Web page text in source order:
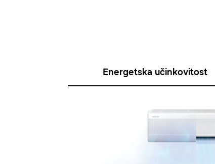
Energetska učinkovitost